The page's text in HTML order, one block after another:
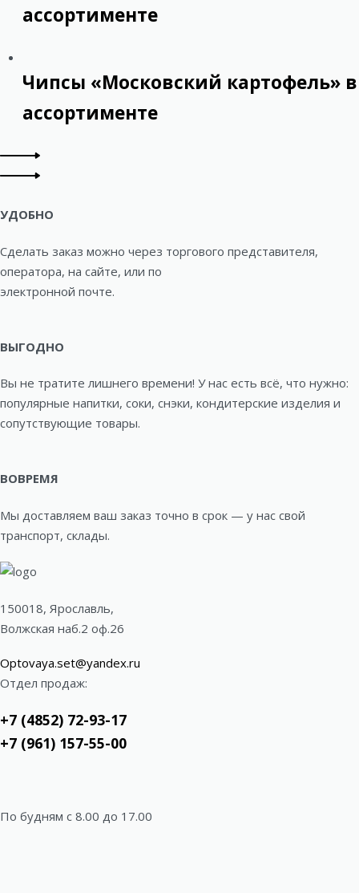
ассортименте
Чипсы «Московский картофель» в
ассортименте
УДОБНО
Сделать заказ можно через торгового представителя,
оператора, на сайте, или по
электронной почте.
ВЫГОДНО
Вы не тратите лишнего времени! У нас есть всё, что нужно:
популярные напитки, соки, снэки, кондитерские изделия и
сопутствующие товары.
ВОВРЕМЯ
Мы доставляем ваш заказ точно в срок — у нас свой
транспорт, склады.
150018, Ярославль,
Волжская наб.2 оф.26
Optovaya.set@yandex.ru
Отдел продаж:
+7 (4852) 72-93-17
+7 (961) 157-55-00
По будням c 8.00 до 17.00